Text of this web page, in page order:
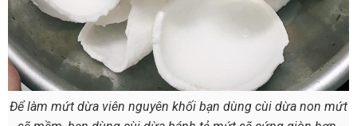
Để làm mứt dừa viên nguyên khối bạn dùng cùi dừa non mứt